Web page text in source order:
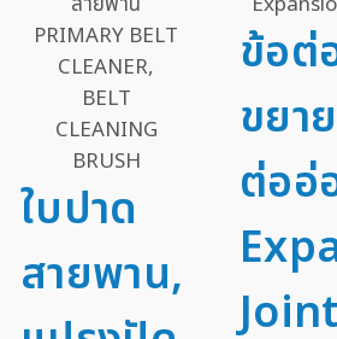
ใบปาด
สายพาน,
ข้อต่
ขยา
ต่ออ่